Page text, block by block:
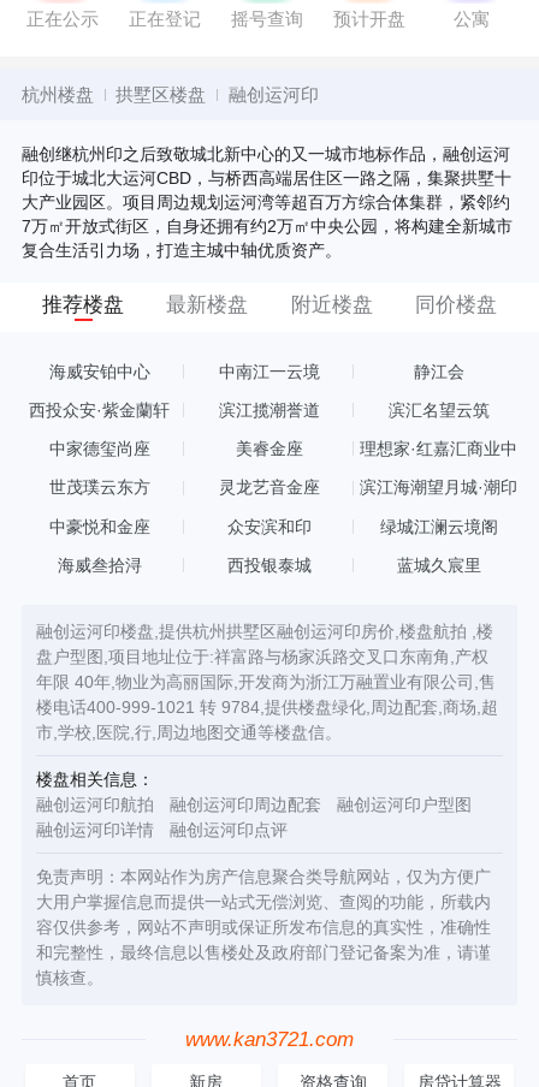
正在公示 正在登记 摇号查询 预计开盘 公寓
杭州楼盘 拱墅区楼盘 融创运河印
融创继杭州印之后致敬城北新中心的又一城市地标作品，融创运河
印位于城北大运河CBD，与桥西高端居住区一路之隔，集聚拱墅十
大产业园区。项目周边规划运河湾等超百万方综合体集群，紧邻约
7万㎡开放式街区，自身还拥有约2万㎡中央公园，将构建全新城市
复合生活引力场，打造主城中轴优质资产。
推荐楼盘 最新楼盘 附近楼盘 同价楼盘
海威安铂中心 中南江一云境 静江会
西投众安·紫金蘭轩 滨江揽潮誉道 滨汇名望云筑
中家德玺尚座 美睿金座
理想家·红嘉汇商业中
世茂璞云东方 灵龙艺音金座 滨江海潮望月城·潮印
中豪悦和金座 众安滨和印 绿城江澜云境阁
海威叁拾浔 西投银泰城 蓝城久宸里
融创运河印楼盘,提供杭州拱墅区融创运河印房价,楼盘航拍 ,楼
盘户型图,项目地址位于:祥富路与杨家浜路交叉口东南角,产权
年限 40年,物业为高丽国际,开发商为浙江万融置业有限公司,售
楼电话400-999-1021 转 9784,提供楼盘绿化,周边配套,商场,超
市,学校,医院,行,周边地图交通等楼盘信。
楼盘相关信息：
融创运河印航拍
融创运河印周边配套
融创运河印户型图
融创运河印详情
融创运河印点评
免责声明：本网站作为房产信息聚合类导航网站，仅为方便广
大用户掌握信息而提供一站式无偿浏览、查阅的功能，所载内
容仅供参考，网站不声明或保证所发布信息的真实性，准确性
和完整性，最终信息以售楼处及政府部门登记备案为准，请谨
慎核查。
www.kan3721.com
首页 新房 资格查询 房贷计算器